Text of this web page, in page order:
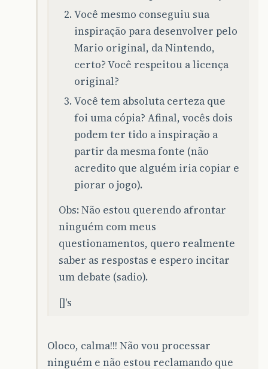
Você mesmo conseguiu sua
inspiração para desenvolver pelo
Mario original, da Nintendo,
certo? Você respeitou a licença
original?
Você tem absoluta certeza que
foi uma cópia? Afinal, vocês dois
podem ter tido a inspiração a
partir da mesma fonte (não
acredito que alguém iria copiar e
piorar o jogo).
Obs: Não estou querendo afrontar
ninguém com meus
questionamentos, quero realmente
saber as respostas e espero incitar
um debate (sadio).
[]'s
Oloco, calma!!! Não vou processar
ninguém e não estou reclamando que